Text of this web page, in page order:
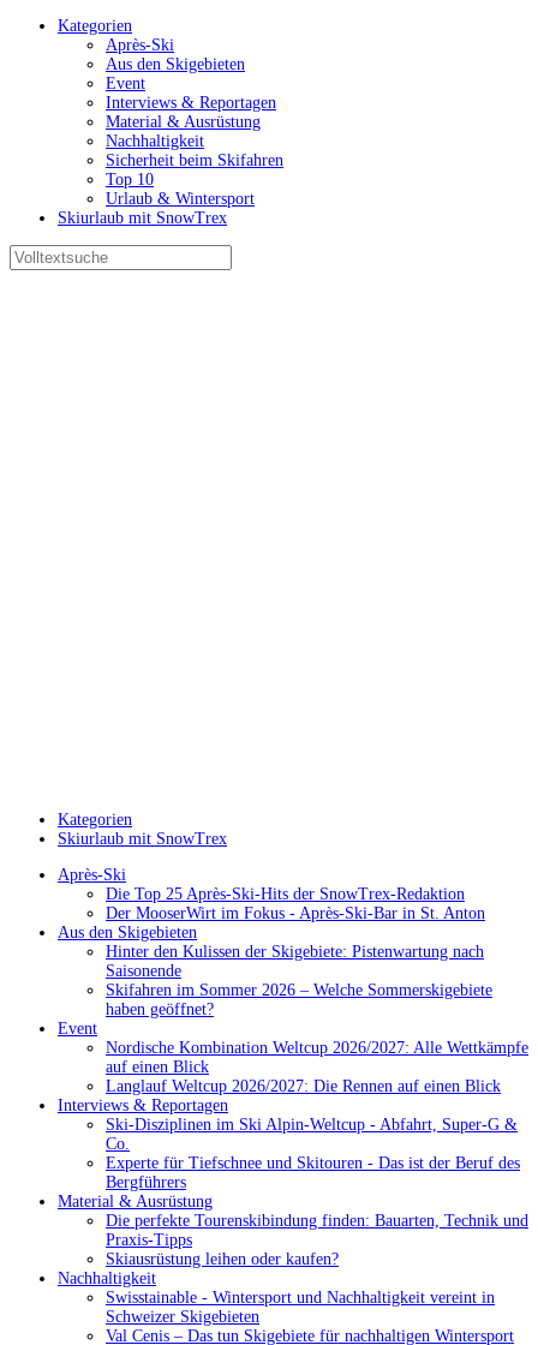
Kategorien
Après-Ski
Aus den Skigebieten
Event
Interviews & Reportagen
Material & Ausrüstung
Nachhaltigkeit
Sicherheit beim Skifahren
Top 10
Urlaub & Wintersport
Skiurlaub mit SnowTrex
Kategorien
Skiurlaub mit SnowTrex
Après-Ski
Die Top 25 Après-Ski-Hits der SnowTrex-Redaktion
Der MooserWirt im Fokus - Après-Ski-Bar in St. Anton
Aus den Skigebieten
Hinter den Kulissen der Skigebiete: Pistenwartung nach
Saisonende
Skifahren im Sommer 2026 – Welche Sommerskigebiete
haben geöffnet?
Event
Nordische Kombination Weltcup 2026/2027: Alle Wettkämpfe
auf einen Blick
Langlauf Weltcup 2026/2027: Die Rennen auf einen Blick
Interviews & Reportagen
Ski-Disziplinen im Ski Alpin-Weltcup - Abfahrt, Super-G &
Co.
Experte für Tiefschnee und Skitouren - Das ist der Beruf des
Bergführers
Material & Ausrüstung
Die perfekte Tourenskibindung finden: Bauarten, Technik und
Praxis-Tipps
Skiausrüstung leihen oder kaufen?
Nachhaltigkeit
Swisstainable - Wintersport und Nachhaltigkeit vereint in
Schweizer Skigebieten
Val Cenis – Das tun Skigebiete für nachhaltigen Wintersport